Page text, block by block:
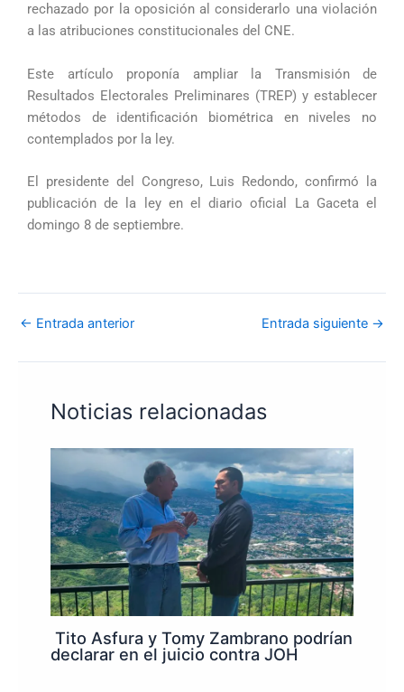
rechazado por la oposición al considerarlo una violación
a las atribuciones constitucionales del CNE.
Este artículo proponía ampliar la Transmisión de
Resultados Electorales Preliminares (TREP) y establecer
métodos de identificación biométrica en niveles no
contemplados por la ley.
El presidente del Congreso, Luis Redondo, confirmó la
publicación de la ley en el diario oficial La Gaceta el
domingo 8 de septiembre.
← Entrada anterior Entrada siguiente →
Noticias relacionadas
Tito Asfura y Tomy Zambrano podrían
declarar en el juicio contra JOH